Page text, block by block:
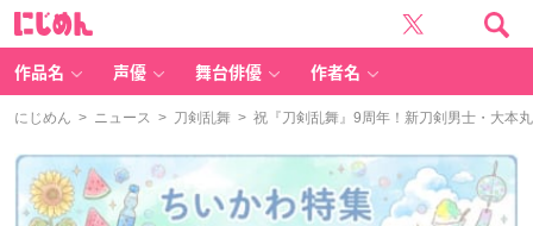
作品名 声優 舞台俳優 作者名
にじめん > ニュース > 刀剣乱舞 > 祝『刀剣乱舞』9周年！新刀剣男士・大本